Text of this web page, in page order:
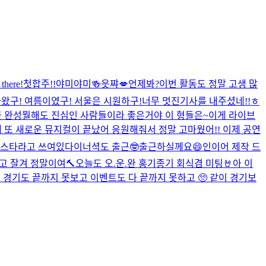
첫합주!!야미야미🍻읏쨔💋언제봐?이번 활동도 정말 고생 많
구! 여름이였구! 서울은 시원하구!너무 멋진기사를 내주셨네!!ㅎ
완성뭘해도 진심인 사람들이라 좋은거야 이 형들은~이게 라이브
또 새로운 뮤지컬이 끝났어 응원해줘서 정말 고마웠어!! 이제 공연
타라고 쓰여있다이너셕도 출근🤓출근하실께요😄인이어 제작 드
잘겨 정말이여 🔨오늘도 오.운.완 홍기종기 회식겸 미팅🤘 아 이
기도 끝까지 못보고 이벤트도 다 끝까지 못하고 🥺 같이 경기보